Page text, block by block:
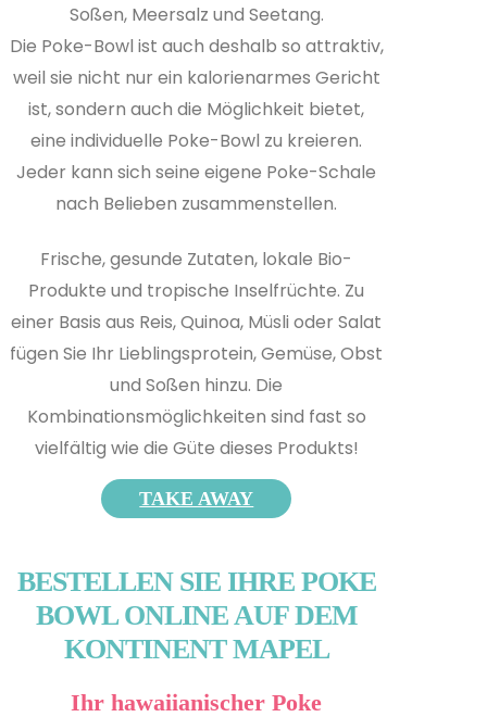
Soßen, Meersalz und Seetang.
Die Poke-Bowl ist auch deshalb so attraktiv,
weil sie nicht nur ein kalorienarmes Gericht
ist, sondern auch die Möglichkeit bietet,
eine individuelle Poke-Bowl zu kreieren.
Jeder kann sich seine eigene Poke-Schale
nach Belieben zusammenstellen.
Frische, gesunde Zutaten, lokale Bio-
Produkte und tropische Inselfrüchte. Zu
einer Basis aus Reis, Quinoa, Müsli oder Salat
fügen Sie Ihr Lieblingsprotein, Gemüse, Obst
und Soßen hinzu. Die
Kombinationsmöglichkeiten sind fast so
vielfältig wie die Güte dieses Produkts!
TAKE AWAY
BESTELLEN SIE IHRE POKE
BOWL ONLINE AUF DEM
KONTINENT MAPEL
Ihr hawaiianischer Poke